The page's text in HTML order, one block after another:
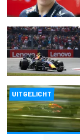
UITGELICHT